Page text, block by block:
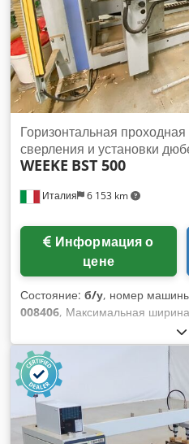
Италия 6 153 km
Горизонтальная
сверления и установки
WEEKE BST 500
цене
Состояние: б/у, номер
008406, Максимальная
Максимальная длина панели:
инжекторов: 12 Dsdpeyl Ihxefx